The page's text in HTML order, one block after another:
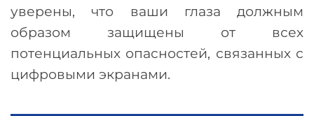
уверены, что ваши глаза должным
образом защищены от всех
потенциальных опасностей, связанных с
цифровыми экранами.